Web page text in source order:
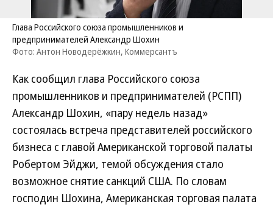
Глава Российского союза промышленников и
предпринимателей Александр Шохин
Фото: Антон Новодерёжкин, Коммерсантъ
Как сообщил глава Российского союза
промышленников и предпринимателей (РСПП)
Александр Шохин, «пару недель назад»
состоялась встреча представителей российского
бизнеса с главой Американской торговой палаты
Робертом Эйджи, темой обсуждения стало
возможное снятие санкций США. По словам
господин Шохина, Американская торговая палата